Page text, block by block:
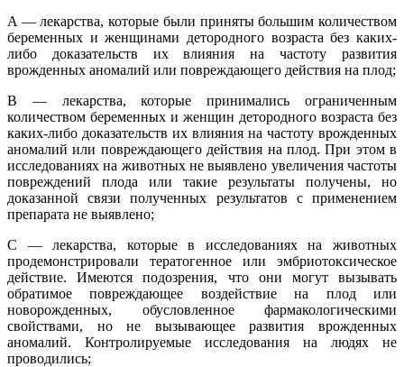
A — лекарства, которые были приняты большим количеством
беременных и женщинами детородного возраста без каких-
либо доказательств их влияния на частоту развития
врожденных аномалий или повреждающего действия на плод;
В — лекарства, которые принимались ограниченным
количеством беременных и женщин детородного возраста без
каких-либо доказательств их влияния на частоту врожденных
аномалий или повреждающего действия на плод. При этом в
исследованиях на животных не выявлено увеличения частоты
повреждений плода или такие результаты получены, но
доказанной связи полученных результатов с применением
препарата не выявлено;
С — лекарства, которые в исследованиях на животных
продемонстрировали тератогенное или эмбриотоксическое
действие. Имеются подозрения, что они могут вызывать
обратимое повреждающее воздействие на плод или
новорожденных, обусловленное фармакологическими
свойствами, но не вызывающее развития врожденных
аномалий. Контролируемые исследования на людях не
проводились;